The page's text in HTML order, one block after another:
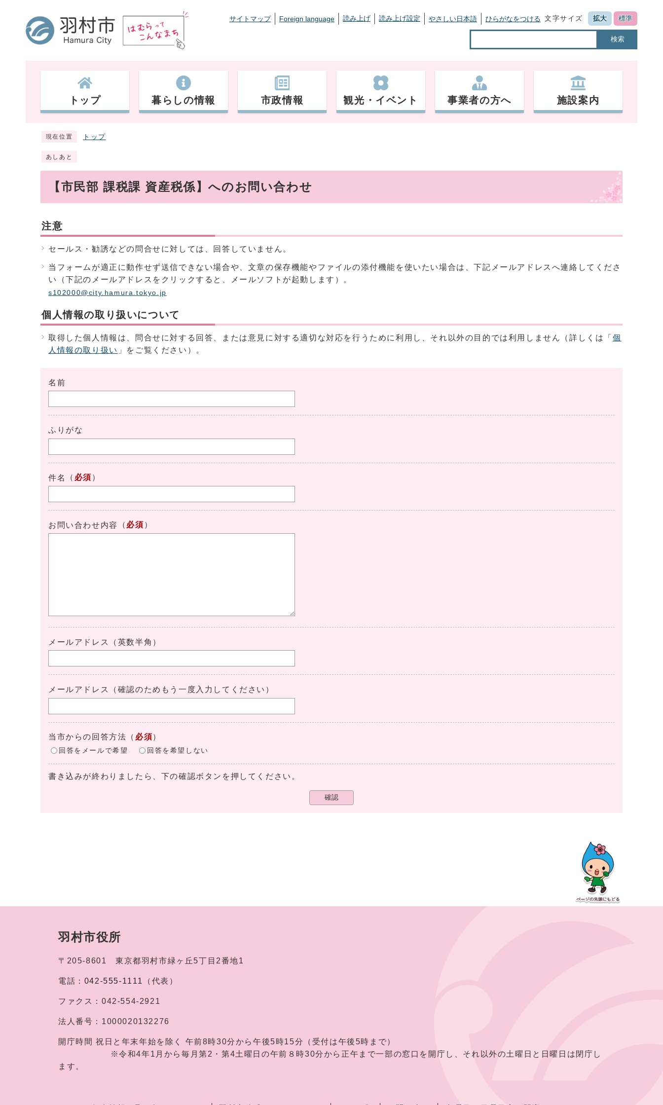
サイトマップ Foreign language 読み上げ 読み上げ設定 やさしい日本語 ひらがなをつける 文字サイズ 拡大 標準
検索
トップ 暮らしの情報 市政情報 観光・イベント 事業者の方へ 施設案内
現在位置 トップ
あしあと
【市民部 課税課 資産税係】へのお問い合わせ
注意
セールス・勧誘などの問合せに対しては、回答していません。
当フォームが適正に動作せず送信できない場合や、文章の保存機能やファイルの添付機能を使いたい場合は、下記メールアドレスへ連絡してくださ
い（下記のメールアドレスをクリックすると、メールソフトが起動します）。
s102000@city.hamura.tokyo.jp
個人情報の取り扱いについて
取得した個人情報は、問合せに対する回答、または意見に対する適切な対応を行うために利用し、それ以外の目的では利用しません（詳しくは「 個
人情報の取り扱い 」をご覧ください）。
名前
ふりがな
件名 （ 必須 ）
お問い合わせ内容 （ 必須 ）
メールアドレス（英数半角）
メールアドレス（確認のためもう一度入力してください）
当市からの回答方法 （ 必須）
回答をメールで希望 回答を希望しない
書き込みが終わりましたら、下の確認ボタンを押してください。
確認
羽村市役所
〒205-8601 東京都羽村市緑ヶ丘5丁目2番地1
電話： 042-555-1111 （代表）
ファクス： 042-554-2921
法人番号： 1000020132276
開庁時間 祝日と年末年始を除く 午前8時30分から午後5時15分（受付は午後5時まで）
※令和4年1月から毎月第2・第4土曜日の午前８時30分から正午まで一部の窓口を開庁し、それ以外の土曜日と日曜日は閉庁し
ます。